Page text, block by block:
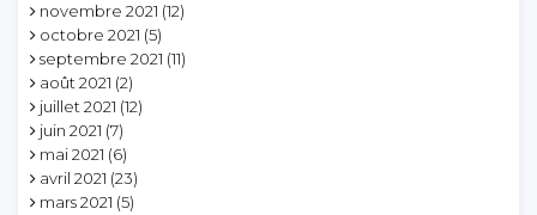
novembre 2021 (12)
octobre 2021 (5)
septembre 2021 (11)
août 2021 (2)
juillet 2021 (12)
juin 2021 (7)
mai 2021 (6)
avril 2021 (23)
mars 2021 (5)